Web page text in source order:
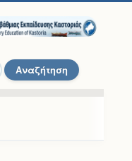
Αναζήτηση